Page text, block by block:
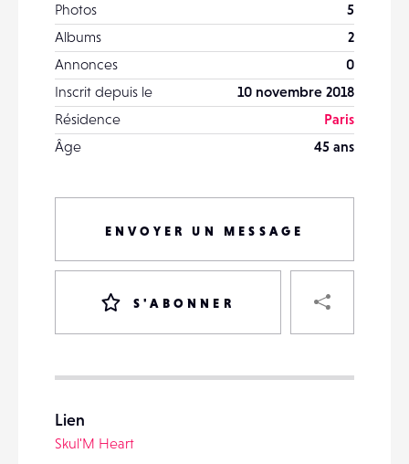
Photos
5
Albums
2
Annonces
0
Inscrit depuis le
10 novembre 2018
Résidence
Paris
Âge
45 ans
ENVOYER UN MESSAGE
S'ABONNER
Lien
Skul'M Heart